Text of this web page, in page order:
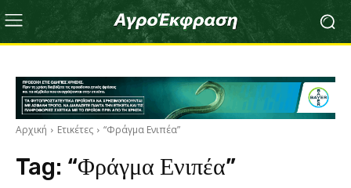
Αρχική Ετικέτες “Φράγμα Ενιπέα”
Tag: “Φράγμα Ενιπέα”